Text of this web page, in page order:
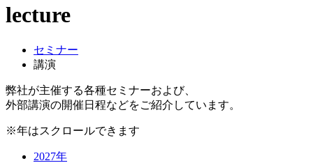
lecture
セミナー
講演
弊社が主催する各種セミナーおよび、
外部講演の開催日程などをご紹介しています。
※年はスクロールできます
2027年